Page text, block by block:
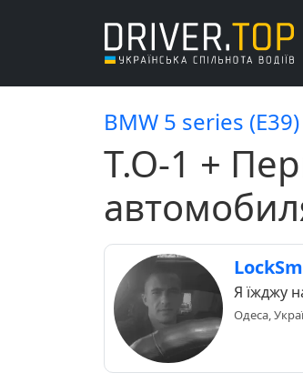
BMW 5 series
Т.О-1 +
Я їжджу
Одеса,